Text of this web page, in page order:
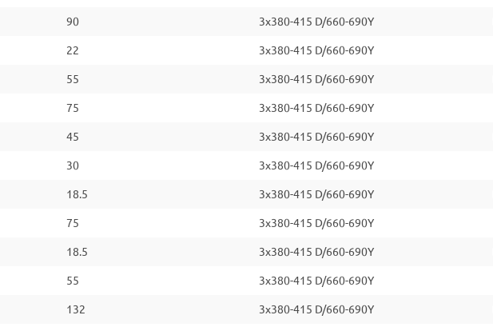
90 3x380-415 D/660-690Y
22 3x380-415 D/660-690Y
55 3x380-415 D/660-690Y
75 3x380-415 D/660-690Y
45 3x380-415 D/660-690Y
30 3x380-415 D/660-690Y
18.5 3x380-415 D/660-690Y
75 3x380-415 D/660-690Y
18.5 3x380-415 D/660-690Y
55 3x380-415 D/660-690Y
132 3x380-415 D/660-690Y